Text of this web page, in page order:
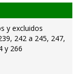
y excluidos
242 a 245, 247,
y 266